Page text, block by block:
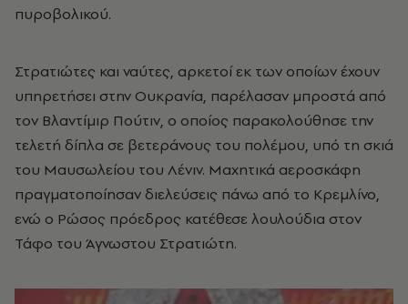
πυροβολικού.
Στρατιώτες και ναύτες, αρκετοί εκ των οποίων έχουν
υπηρετήσει στην Ουκρανία, παρέλασαν μπροστά από
τον Βλαντίμιρ Πούτιν, ο οποίος παρακολούθησε την
τελετή δίπλα σε βετεράνους του πολέμου, υπό τη σκιά
του Μαυσωλείου του Λένιν. Μαχητικά αεροσκάφη
πραγματοποίησαν διελεύσεις πάνω από το Κρεμλίνο,
ενώ ο Ρώσος πρόεδρος κατέθεσε λουλούδια στον
Τάφο του Άγνωστου Στρατιώτη.